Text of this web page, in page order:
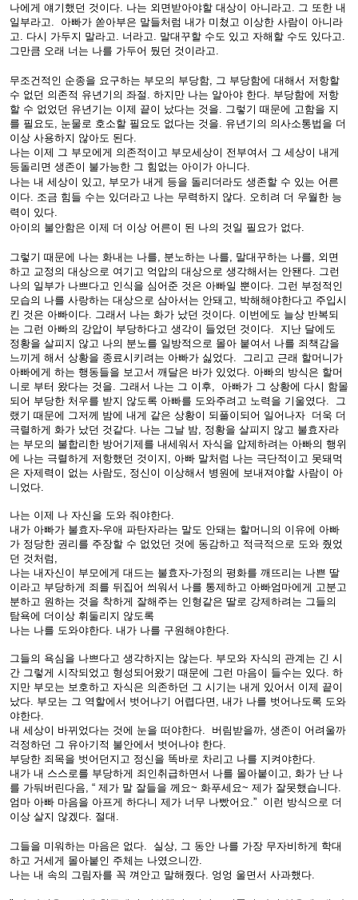
나에게 얘기했던 것이다. 나는 외면받아야할 대상이 아니라고. 그 또한 내
일부라고. 아빠가 쏟아부은 말들처럼 내가 미쳤고 이상한 사람이 아니라
고. 다시 가두지 말라고. 너라고. 말대꾸할 수도 있고 자해할 수도 있다고.
그만큼 오래 너는 나를 가두어 뒀던 것이라고.
무조건적인 순종을 요구하는 부모의 부당함, 그 부당함에 대해서 저항할
수 없던 의존적 유년기의 좌절. 하지만 나는 알아야 한다. 부당함에 저항
할 수 없었던 유년기는 이제 끝이 났다는 것을. 그렇기 때문에 고함을 지
를 필요도, 눈물로 호소할 필요도 없다는 것을. 유년기의 의사소통법을 더
이상 사용하지 않아도 된다.
나는 이제 그 부모에게 의존적이고 부모세상이 전부여서 그 세상이 내게
등돌리면 생존이 불가능한 그 힘없는 아이가 아니다.
나는 내 세상이 있고, 부모가 내게 등을 돌리더라도 생존할 수 있는 어른
이다. 조금 힘들 수는 있더라고 나는 무력하지 않다. 오히려 더 우월한 능
력이 있다.
아이의 불안함은 이제 더 이상 어른이 된 나의 것일 필요가 없다.
그렇기 때문에 나는 화내는 나를, 분노하는 나를, 말대꾸하는 나를, 외면
하고 교정의 대상으로 여기고 억압의 대상으로 생각해서는 안됀다. 그런
나의 일부가 나쁘다고 인식을 심어준 것은 아빠일 뿐이다. 그런 부정적인
모습의 나를 사랑하는 대상으로 삼아서는 안돼고, 박해해야한다고 주입시
킨 것은 아빠이다. 그래서 나는 화가 났던 것이다. 이번에도 늘상 반복되
는 그런 아빠의 강압이 부당하다고 생각이 들었던 것이다. 지난 달에도
정황을 살피지 않고 나의 분노를 일방적으로 몰아 붙여서 나를 죄책감을
느끼게 해서 상황을 종료시키려는 아빠가 싫었다. 그리고 근래 할머니가
아빠에게 하는 행동들을 보고서 깨달은 바가 있었다. 아빠의 방식은 할머
니로 부터 왔다는 것을. 그래서 나는 그 이후, 아빠가 그 상황에 다시 함몰
되어 부당한 처우를 받지 않도록 아빠를 도와주려고 노력을 기울였다. 그
랬기 때문에 그저께 밤에 내게 같은 상황이 되풀이되어 일어나자 더욱 더
극렬하게 화가 났던 것같다. 나는 그날 밤, 정황을 살피지 않고 불효자라
는 부모의 불합리한 방어기제를 내세워서 자식을 압제하려는 아빠의 행위
에 나는 극렬하게 저항했던 것이지, 아빠 말처럼 나는 극단적이고 못돼먹
은 자제력이 없는 사람도, 정신이 이상해서 병원에 보내져야할 사람이 아
니었다.
나는 이제 나 자신을 도와 줘야한다.
내가 아빠가 불효자-우애 파탄자라는 말도 안돼는 할머니의 이유에 아빠
가 정당한 권리를 주장할 수 없었던 것에 동감하고 적극적으로 도와 줬었
던 것처럼,
나는 내자신이 부모에게 대드는 불효자-가정의 평화를 깨뜨리는 나쁜 딸
이라고 부당하게 죄를 뒤집어 씌워서 나를 통제하고 아빠엄마에게 고분고
분하고 원하는 것을 착하게 잘해주는 인형같은 딸로 강제하려는 그들의
탐욕에 더이상 휘둘리지 않도록
나는 나를 도와야한다. 내가 나를 구원해야한다.
그들의 욕심을 나쁘다고 생각하지는 않는다. 부모와 자식의 관계는 긴 시
간 그렇게 시작되었고 형성되어왔기 때문에 그런 마음이 들수는 있다. 하
지만 부모는 보호하고 자식은 의존하던 그 시기는 내게 있어서 이제 끝이
났다. 부모는 그 역할에서 벗어나기 어렵다면, 내가 나를 벗어나도록 도와
야한다.
내 세상이 바뀌었다는 것에 눈을 떠야한다. 버림받을까, 생존이 어려울까
걱정하던 그 유아기적 불안에서 벗어나야 한다.
부당한 죄목을 벗어던지고 정신을 똑바로 차리고 나를 지켜야한다.
내가 내 스스로를 부당하게 죄인취급하면서 나를 몰아붙이고, 화가 난 나
를 가둬버린다음, “ 제가 말 잘들을 께요~ 화푸세요~ 제가 잘못했습니다.
엄마 아빠 마음을 아프게 하다니 제가 너무 나빴어요.” 이런 방식으로 더
이상 살지 않겠다. 절대.
그들을 미워하는 마음은 없다. 실상, 그 동안 나를 가장 무자비하게 학대
하고 거세게 몰아붙인 주체는 나였으니깐.
나는 내 속의 그림자를 꼭 껴안고 말해줬다. 엉엉 울면서 사과했다.